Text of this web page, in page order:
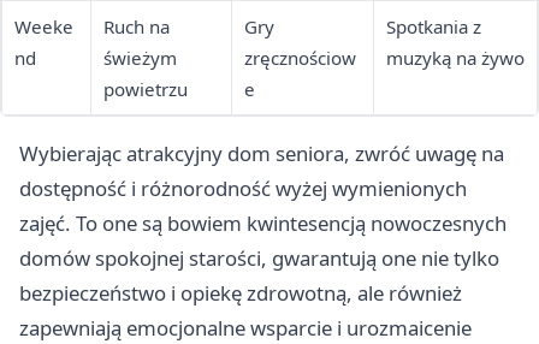
Weeke
nd
Ruch na
świeżym
powietrzu
Gry
zręcznościow
e
Spotkania z
muzyką na żywo
Wybierając atrakcyjny dom seniora, zwróć uwagę na
dostępność i różnorodność wyżej wymienionych
zajęć. To one są bowiem kwintesencją nowoczesnych
domów spokojnej starości, gwarantują one nie tylko
bezpieczeństwo i opiekę zdrowotną, ale również
zapewniają emocjonalne wsparcie i urozmaicenie